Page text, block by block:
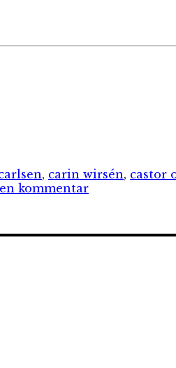
, carin wirsén, castor
kommentartill